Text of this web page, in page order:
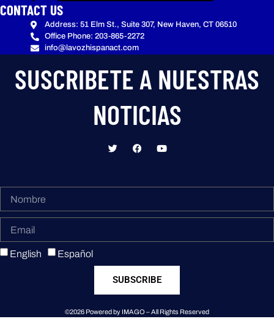
CONTACT US
Address: 51 Elm St., Suite 307, New Haven, CT 06510
Office Phone: 203-865-2272
info@lavozhispanact.com
SUSCRIBETE A NUESTRAS
NOTICIAS
English Español
SUBSCRIBE
©2026 Powered by IMAGO – All Rights Reserved